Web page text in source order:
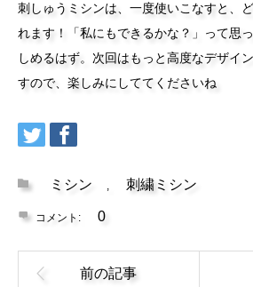
刺しゅうミシンは、一度使いこなすと、
れます！「私にもできるかな？」って思
しめるはず。次回はもっと高度なデザイ
すので、楽しみにしててくださいね
ミシン 刺繍ミシン
コメント: 0